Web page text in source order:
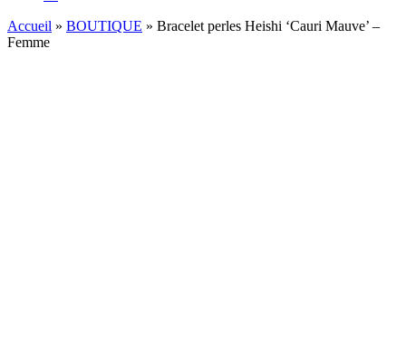
Accueil » BOUTIQUE » Bracelet perles Heishi ‘Cauri Mauve’ –
Femme